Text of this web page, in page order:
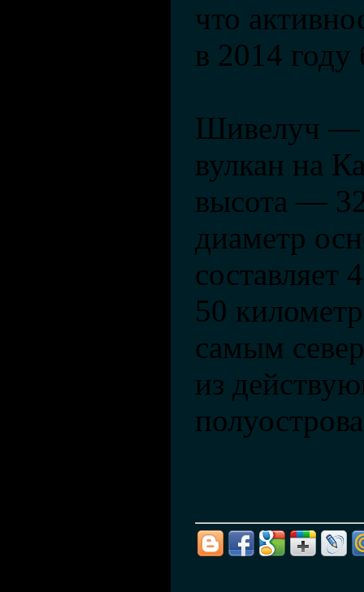
что
в 2014 году
Шивелуч —
вулкан на
высота —
диаметр
составляет
50
самым
из